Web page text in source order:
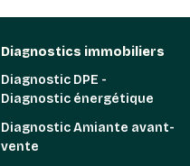
Diagnostics immobiliers
Diagnostic DPE -
Diagnostic énergétique
Diagnostic Amiante avant-
vente